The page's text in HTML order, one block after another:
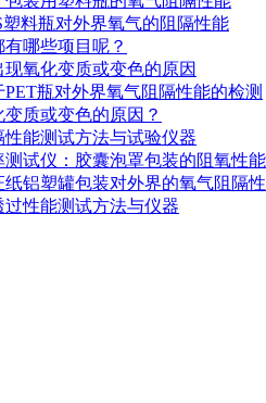
料瓶对外界氧气的阻隔性能
哪些项目呢？
氧化变质或变色的原因
瓶对外界氧气阻隔性能的检测
质或变色的原因？
能测试方法与试验仪器
试仪：胶囊泡罩包装的阻氧性
铝塑罐包装对外界的氧气阻隔
性能测试方法与仪器